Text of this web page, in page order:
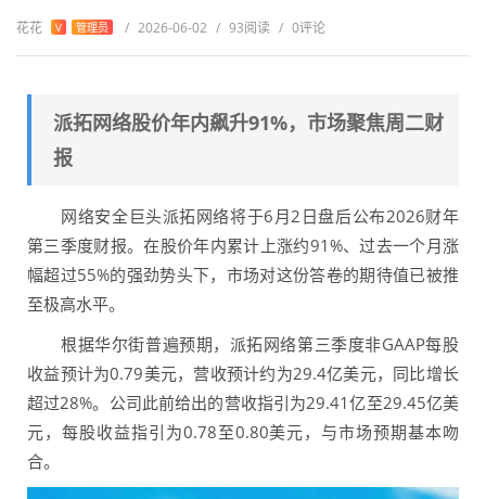
花花 V 管理员 / 2026-06-02 / 93阅读 / 0评论
派拓网络股价年内飙升91%，市场聚焦周二财
报
网络安全巨头派拓网络将于6月2日盘后公布2026财年
第三季度财报。在股价年内累计上涨约91%、过去一个月涨
幅超过55%的强劲势头下，市场对这份答卷的期待值已被推
至极高水平。
根据华尔街普遍预期，派拓网络第三季度非GAAP每股
收益预计为0.79美元，营收预计约为29.4亿美元，同比增长
超过28%。公司此前给出的营收指引为29.41亿至29.45亿美
元，每股收益指引为0.78至0.80美元，与市场预期基本吻
合。